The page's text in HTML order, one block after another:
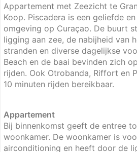
Appartement met Zeezicht te
Koop. Piscadera is een geliefde
omgeving op Curaçao. De buurt
ligging aan zee, de nabijheid van
stranden en diverse dagelijkse
Beach en de baai bevinden zich
rijden. Ook Otrobanda, Riffort en
10 minuten rijden bereikbaar.
Appartement
Bij binnenkomst geeft de entree
woonkamer. De woonkamer is
airconditioning en heeft door de